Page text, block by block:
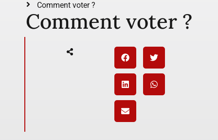
Comment voter ?
Comment voter ?